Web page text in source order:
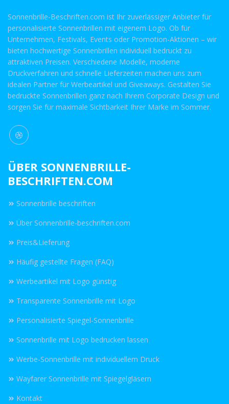
Sonnenbrille-Beschriften.com ist Ihr zuverlässiger Anbieter für
personalisierte Sonnenbrillen mit eigenem Logo. Ob für
Unternehmen, Festivals, Events oder Promotion-Aktionen – wir
bieten hochwertige Sonnenbrillen individuell bedruckt zu
attraktiven Preisen. Verschiedene Modelle, moderne
Druckverfahren und schnelle Lieferzeiten machen uns zum
idealen Partner für Werbeartikel und Giveaways. Gestalten Sie
bedruckte Sonnenbrillen ganz nach Ihrem Corporate Design und
sorgen Sie für maximale Sichtbarkeit Ihrer Marke im Sommer.
ÜBER SONNENBRILLE-
BESCHRIFTEN.COM
Sonnenbrille beschriften
Über Sonnenbrille-beschriften.com
Preis&Lieferung
Häufig gestellte Fragen (FAQ)
Werbeartikel mit Logo günstig
Transparente Sonnenbrille mit Logo
Personalisierte Spiegel-Sonnenbrille
Sonnenbrille mit Logo bedrucken lassen
Werbe-Sonnenbrille mit individuellem Druck
Wayfarer Sonnenbrille mit Spiegelgläsern
Kontakt